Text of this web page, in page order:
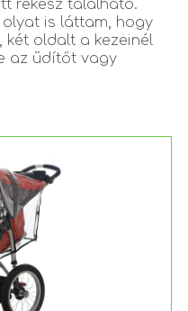
rekesz található.
is láttam, hogy
két oldalt a kezeinél
az üdítőt vagy